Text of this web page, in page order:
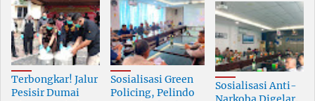
Terbongkar! Jalur
Pesisir Dumai
Sosialisasi Green
Policing, Pelindo
Sosialisasi Anti-